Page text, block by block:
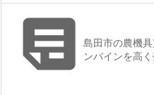
島田市の農機
ンバインを高